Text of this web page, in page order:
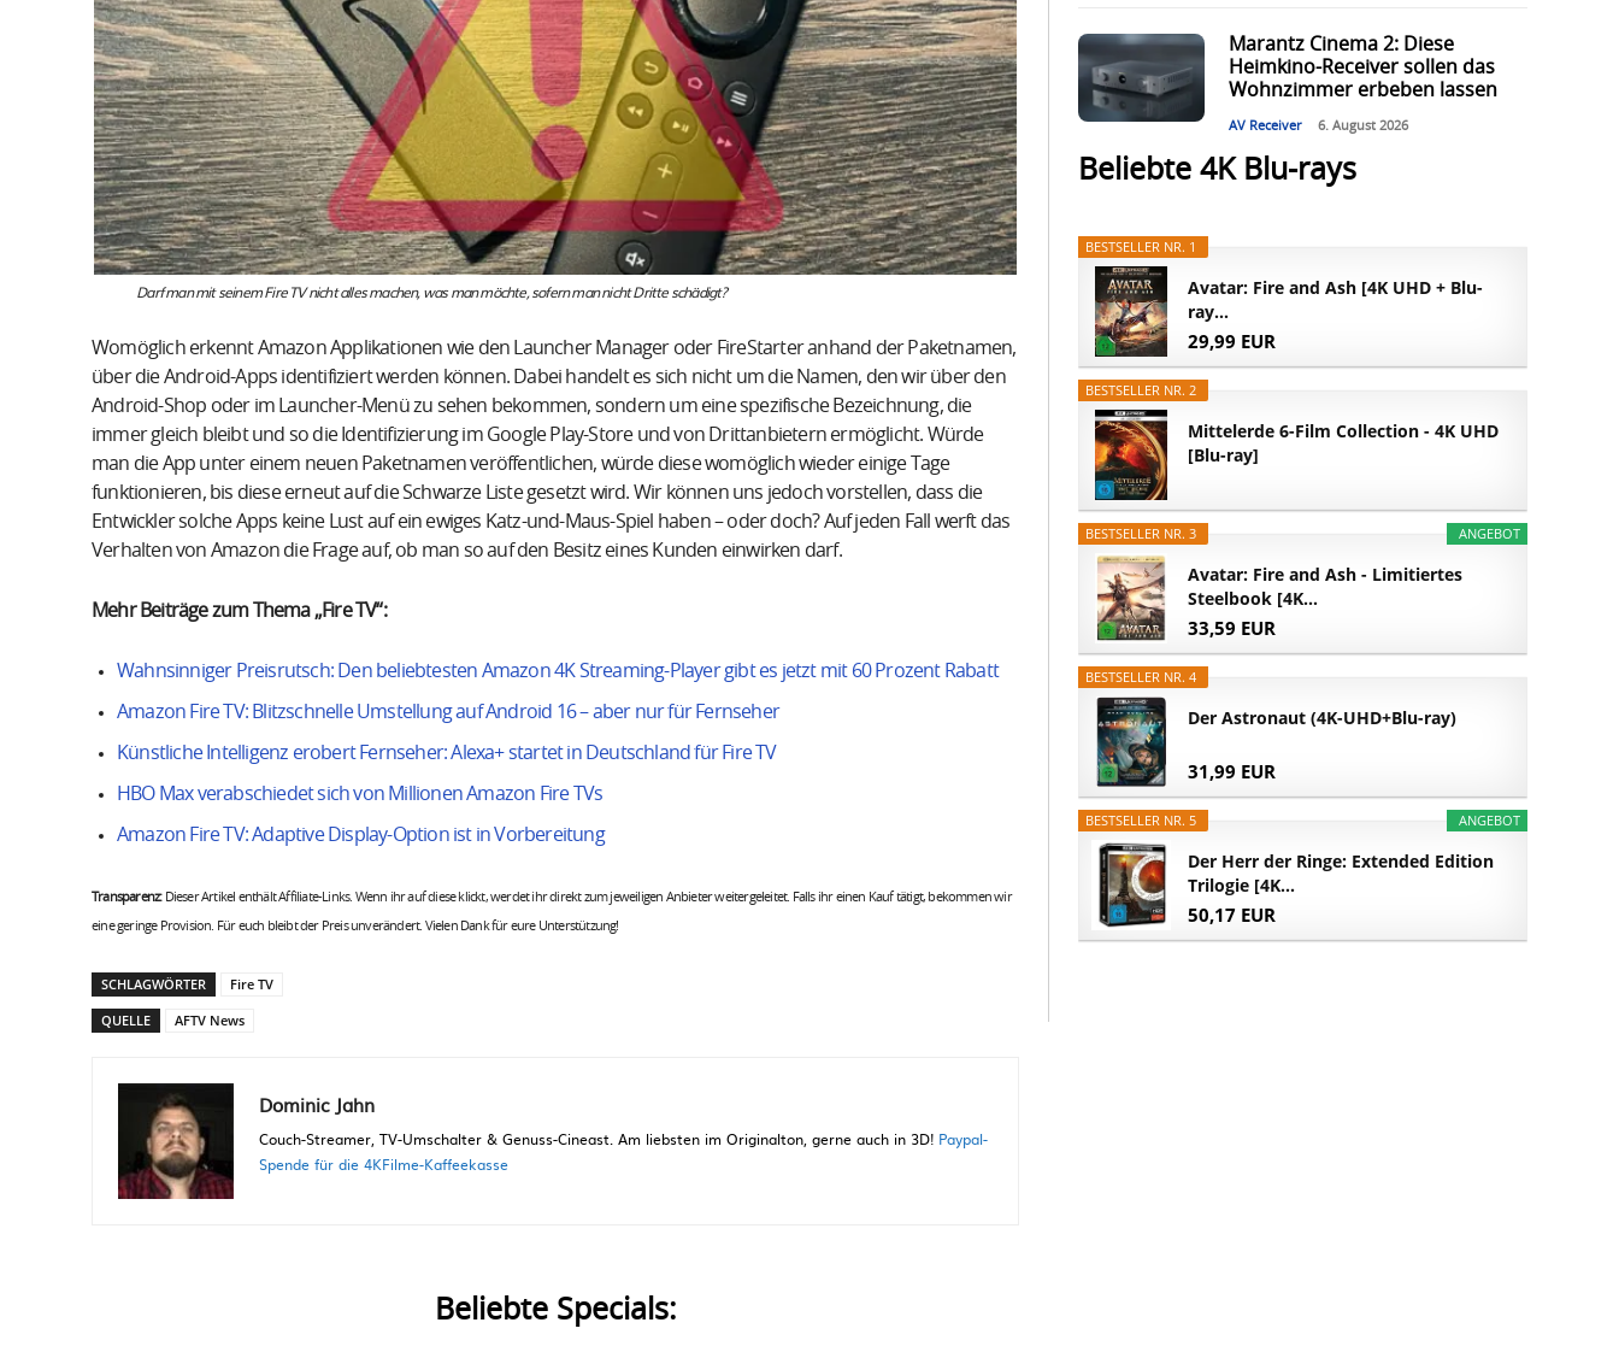
Darf man mit seinem Fire TV nicht alles machen, was man möchte, sofern man nicht Dritte schädigt?
Womöglich erkennt Amazon Applikationen wie den Launcher Manager oder FireStarter anhand der Paketnamen,
über die Android-Apps identifiziert werden können. Dabei handelt es sich nicht um die Namen, den wir über den
Android-Shop oder im Launcher-Menü zu sehen bekommen, sondern um eine spezifische Bezeichnung, die
immer gleich bleibt und so die Identifizierung im Google Play-Store und von Drittanbietern ermöglicht. Würde
man die App unter einem neuen Paketnamen veröffentlichen, würde diese womöglich wieder einige Tage
funktionieren, bis diese erneut auf die Schwarze Liste gesetzt wird. Wir können uns jedoch vorstellen, dass die
Entwickler solche Apps keine Lust auf ein ewiges Katz-und-Maus-Spiel haben – oder doch? Auf jeden Fall werft das
Verhalten von Amazon die Frage auf, ob man so auf den Besitz eines Kunden einwirken darf.
Mehr Beiträge zum Thema „Fire TV“:
Wahnsinniger Preisrutsch: Den beliebtesten Amazon 4K Streaming-Player gibt es jetzt mit 60 Prozent Rabatt
Amazon Fire TV: Blitzschnelle Umstellung auf Android 16 – aber nur für Fernseher
Künstliche Intelligenz erobert Fernseher: Alexa+ startet in Deutschland für Fire TV
HBO Max verabschiedet sich von Millionen Amazon Fire TVs
Amazon Fire TV: Adaptive Display-Option ist in Vorbereitung
Transparenz:Dieser Artikel enthält Affiliate-Links. Wenn ihr auf diese klickt, werdet ihr direkt zum jeweiligen Anbieter weitergeleitet. Falls ihr einen Kauf tätigt, bekommen wir
eine geringe Provision. Für euch bleibt der Preis unverändert. Vielen Dank für eure Unterstützung!
SCHLAGWÖRTER
Fire TV
QUELLE
AFTV News
Dominic Jahn
Couch-Streamer, TV-Umschalter & Genuss-Cineast. Am liebsten im Originalton, gerne auch in 3D! Paypal-
Spende für die 4KFilme-Kaffeekasse
Beliebte Specials:
Marantz Cinema 2: Diese
Heimkino-Receiver sollen das
Wohnzimmer erbeben lassen
AV Receiver 6. August 2026
Beliebte 4K Blu-rays
BESTSELLER NR. 1
Avatar: Fire and Ash [4K UHD + Blu-
ray...
29,99 EUR
BESTSELLER NR. 2
Mittelerde 6-Film Collection - 4K UHD
[Blu-ray]
ANGEBOT
BESTSELLER NR. 3
Avatar: Fire and Ash - Limitiertes
Steelbook [4K...
33,59 EUR
BESTSELLER NR. 4
Der Astronaut (4K-UHD+Blu-ray)
31,99 EUR
ANGEBOT
BESTSELLER NR. 5
Der Herr der Ringe: Extended Edition
Trilogie [4K...
50,17 EUR